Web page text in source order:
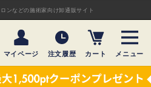
ンなどの施術家向け卸通販サイト
マイページ 注文履歴 カート メニュー